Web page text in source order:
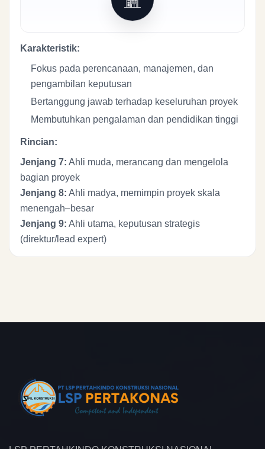
Karakteristik:
Fokus pada perencanaan, manajemen, dan
pengambilan keputusan
Bertanggung jawab terhadap keseluruhan proyek
Membutuhkan pengalaman dan pendidikan tinggi
Rincian:
Jenjang 7: Ahli muda, merancang dan mengelola
bagian proyek
Jenjang 8: Ahli madya, memimpin proyek skala
menengah–besar
Jenjang 9: Ahli utama, keputusan strategis
(direktur/lead expert)